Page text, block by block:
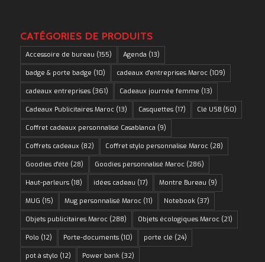
CATÉGORIES DE PRODUITS
Accessoire de bureau (155) Agenda (13)
badge & porte badge (10) cadeaux d'entreprises Maroc(109)
cadeaux entreprises(361) Cadeaux journée femme (13)
Cadeaux Publicitaires Maroc(13) Casquettes(17) Clé USB(50)
Coffret cadeaux personnalisé Casablanca (9)
Coffrets cadeaux (82) Coffret stylo personnalise Maroc(28)
Goodies d'été (28) Goodies personnalisé Maroc(286)
Haut-parleurs(18) idées cadeau (17) Montre Bureau (9)
MUG (15) Mug personnalisé Maroc(11) Notebook(37)
Objets publicitaires Maroc(288) Objets écologiques Maroc(21)
Polo (12) Porte-documents(10) porte clé (24)
pot à stylo (12) Power bank(32)